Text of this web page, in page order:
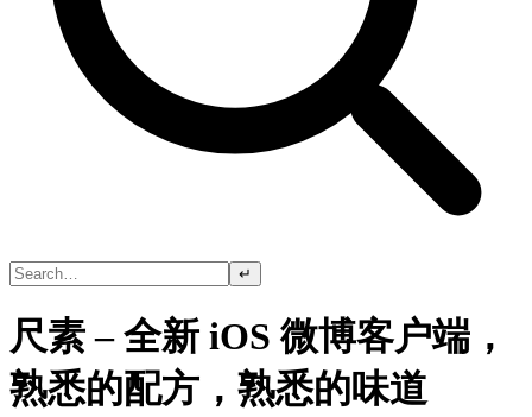
↵
尺素 – 全新 iOS 微博客户端，
熟悉的配方，熟悉的味道